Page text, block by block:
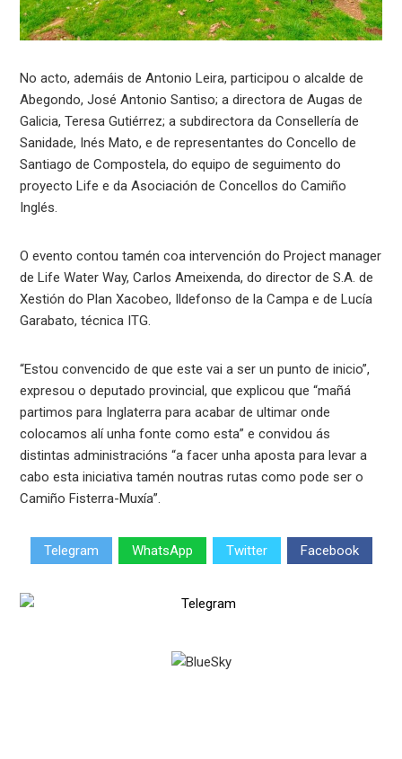
No acto, ademáis de Antonio Leira, participou o alcalde de
Abegondo, José Antonio Santiso; a directora de Augas de
Galicia, Teresa Gutiérrez; a subdirectora da Consellería de
Sanidade, Inés Mato, e de representantes do Concello de
Santiago de Compostela, do equipo de seguimento do
proyecto Life e da Asociación de Concellos do Camiño
Inglés.
O evento contou tamén coa intervención do Project manager
de Life Water Way, Carlos Ameixenda, do director de S.A. de
Xestión do Plan Xacobeo, Ildefonso de la Campa e de Lucía
Garabato, técnica ITG.
“Estou convencido de que este vai a ser un punto de inicio”,
expresou o deputado provincial, que explicou que “mañá
partimos para Inglaterra para acabar de ultimar onde
colocamos alí unha fonte como esta” e convidou ás
distintas administracións “a facer unha aposta para levar a
cabo esta iniciativa tamén noutras rutas como pode ser o
Camiño Fisterra-Muxía”.
Telegram WhatsApp Twitter Facebook